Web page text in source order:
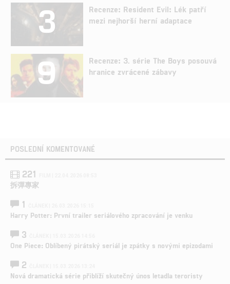
3
Recenze: Resident Evil: Lék patří
mezi nejhorší herní adaptace
9
Recenze: 3. série The Boys posouvá
hranice zvrácené zábavy
POSLEDNÍ KOMENTOVANÉ
221
拆彈專家
1
Harry Potter: První trailer seriálového zpracování je venku
3
One Piece: Oblíbený pirátský seriál je zpátky s novými epizodami
2
Nová dramatická série přiblíží skutečný únos letadla teroristy